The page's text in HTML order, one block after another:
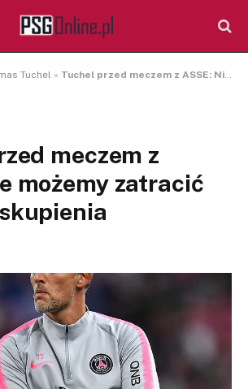
Tuchel » Tuchel przed meczem z ASSE: Nie możemy zatracić naszego skupienia
meczem z
możemy zatracić